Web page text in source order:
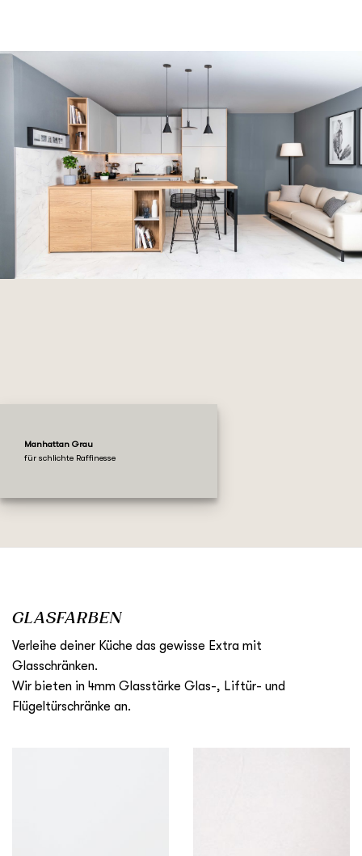
Manhattan Grau
für schlichte Raffinesse
GLASFARBEN
Verleihe deiner Küche das gewisse Extra mit
Glasschränken.
Wir bieten in 4mm Glasstärke Glas-, Liftür- und
Flügeltürschränke an.